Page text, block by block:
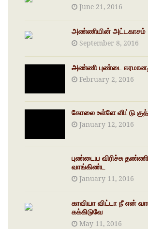
June 21, 2016
அண்ணியின் அட்டகாசம்
September 8, 2016
அண்ணி புண்டை
February 2, 2016
கோலை உள்ளே விட்டு
January 12, 2016
புண்டைய விரிச்சு
வாங்கிண்ட
January 11, 2016
காவியா விட்டா நீ என்
கக்கிடுவே
May 11, 2016